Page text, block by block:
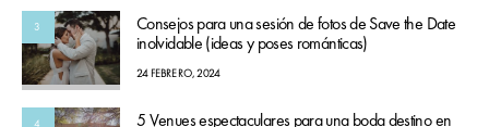
3
Consejos para una sesión de fotos de Save the Date
inolvidable (ideas y poses románticas)
24 FEBRERO, 2024
4
5 Venues espectaculares para una boda destino en